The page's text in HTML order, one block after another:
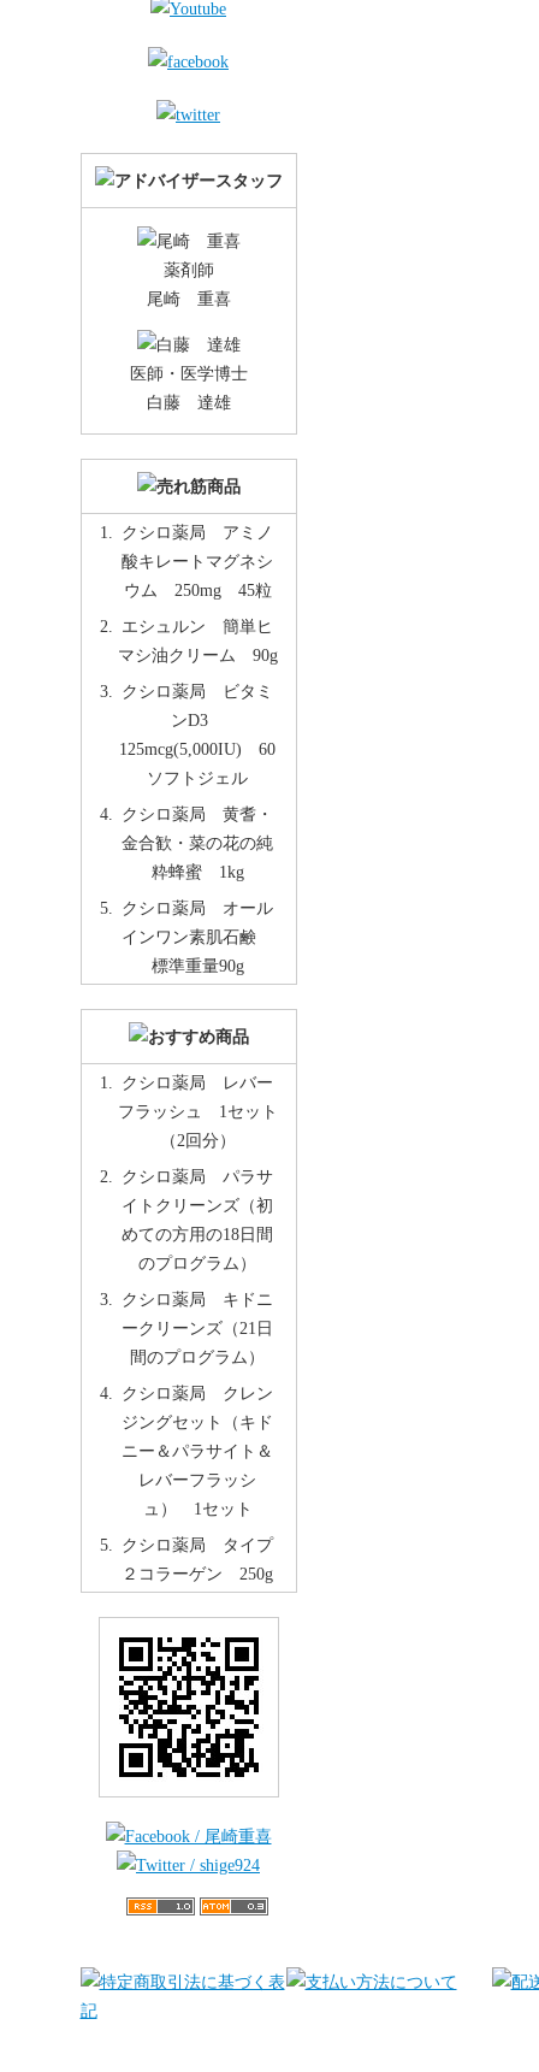
薬剤師
尾崎 重喜
医師・医学博士
白藤 達雄
クシロ薬局 アミノ
酸キレートマグネシ
ウム 250mg 45粒
エシュルン 簡単ヒ
マシ油クリーム 90g
クシロ薬局 ビタミ
ンD3
125mcg(5,000IU) 60
ソフトジェル
クシロ薬局 黄耆・
金合歓・菜の花の純
粋蜂蜜 1kg
クシロ薬局 オール
インワン素肌石鹸
標準重量90g
クシロ薬局 レバー
フラッシュ 1セット
（2回分）
クシロ薬局 パラサ
イトクリーンズ（初
めての方用の18日間
のプログラム）
クシロ薬局 キドニ
ークリーンズ（21日
間のプログラム）
クシロ薬局 クレン
ジングセット（キド
ニー＆パラサイト＆
レバーフラッシ
ュ） 1セット
クシロ薬局 タイプ
２コラーゲン 250g